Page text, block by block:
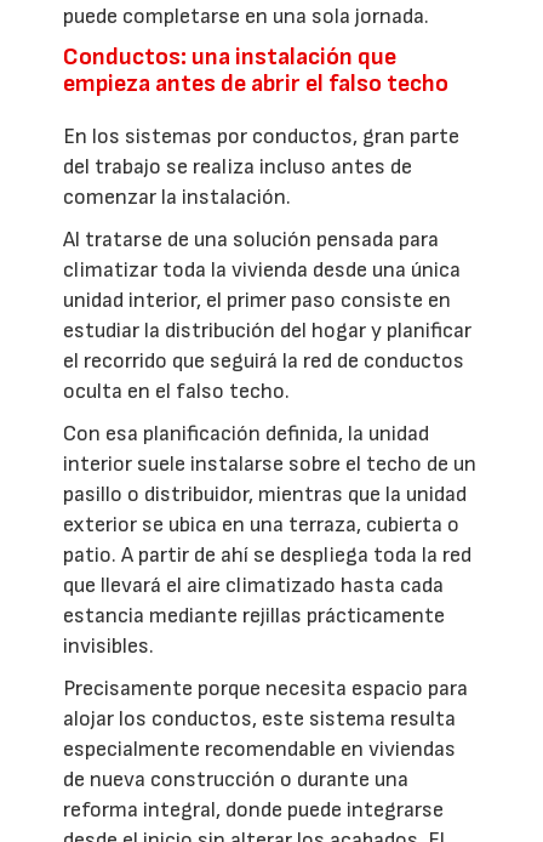
puede completarse en una sola jornada.
Conductos: una instalación que
empieza antes de abrir el falso techo
En los sistemas por conductos, gran parte
del trabajo se realiza incluso antes de
comenzar la instalación.
Al tratarse de una solución pensada para
climatizar toda la vivienda desde una única
unidad interior, el primer paso consiste en
estudiar la distribución del hogar y planificar
el recorrido que seguirá la red de conductos
oculta en el falso techo.
Con esa planificación definida, la unidad
interior suele instalarse sobre el techo de un
pasillo o distribuidor, mientras que la unidad
exterior se ubica en una terraza, cubierta o
patio. A partir de ahí se despliega toda la red
que llevará el aire climatizado hasta cada
estancia mediante rejillas prácticamente
invisibles.
Precisamente porque necesita espacio para
alojar los conductos, este sistema resulta
especialmente recomendable en viviendas
de nueva construcción o durante una
reforma integral, donde puede integrarse